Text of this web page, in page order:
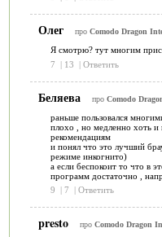
Олег про Comodo Dragon
Я смотрю? тут многим
7
| 13 | Ответить
Беляева про Comodo
раньше пользовался
плохо , но медленно хоть и
рекомендациям
и понял что это лучший
режиме инкогнито)
а если беспокоит то что в
программ достаточно ,
9
| 7 | Ответить
presto про Comodo Dragon